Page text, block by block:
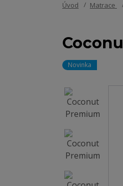
Úvod Matrace
Novinka